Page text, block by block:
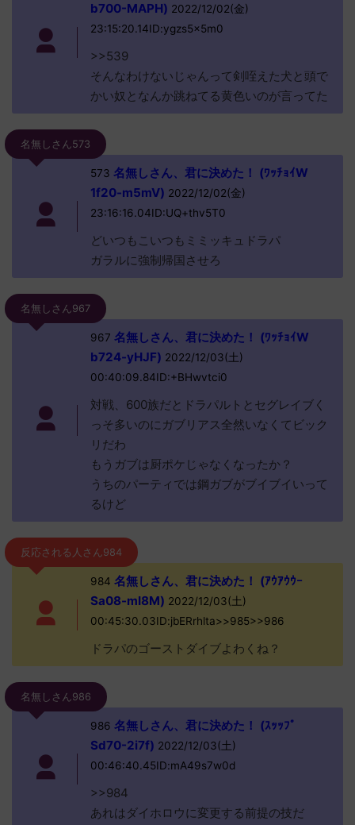
b700-MAPH) 2022/12/02(金)
23:15:20.14ID:ygzs5x5m0
>>539
そんなわけないじゃんって剣咥えた犬と頭で
かい奴となんか跳ねてる黄色いのが言ってた
名無しさん573
573 名無しさん、君に決めた！ (ﾜｯﾁｮｲW
1f20-m5mV) 2022/12/02(金)
23:16:16.04ID:UQ+thv5T0
どいつもこいつもミミッキュドラパ
ガラルに強制帰国させろ
名無しさん967
967 名無しさん、君に決めた！ (ﾜｯﾁｮｲW
b724-yHJF) 2022/12/03(土)
00:40:09.84ID:+BHwvtci0
対戦、600族だとドラパルトとセグレイブく
っそ多いのにガブリアス全然いなくてビック
リだわ
もうガブは厨ポケじゃなくなったか？
うちのパーティでは鋼ガブがブイブイいって
るけど
反応される人さん984
984 名無しさん、君に決めた！ (ｱｳｱｳｳｰ
Sa08-mI8M) 2022/12/03(土)
00:45:30.03ID:jbERrhlta>>985>>986
ドラパのゴーストダイブよわくね？
名無しさん986
986 名無しさん、君に決めた！ (ｽｯｯﾌﾟ
Sd70-2i7f) 2022/12/03(土)
00:46:40.45ID:mA49s7w0d
>>984
あれはダイホロウに変更する前提の技だ